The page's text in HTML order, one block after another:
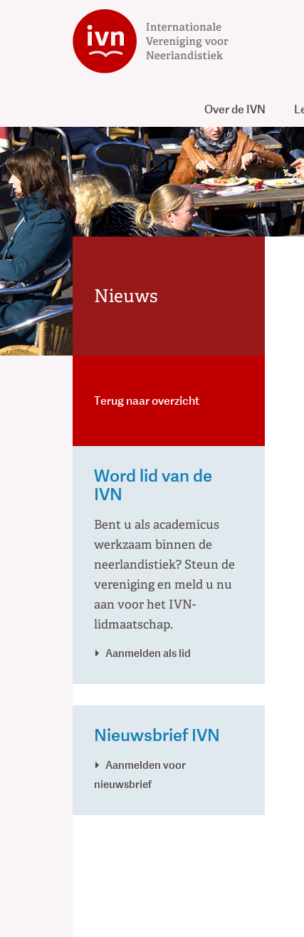
Over de IVN
Nieuws
Terug naar overzicht
Word lid van de
IVN
Bent u als academicus
werkzaam binnen de
neerlandistiek? Steun de
vereniging en meld u nu
aan voor het IVN-
lidmaatschap.
Aanmelden als lid
Nieuwsbrief IVN
Aanmelden voor
nieuwsbrief